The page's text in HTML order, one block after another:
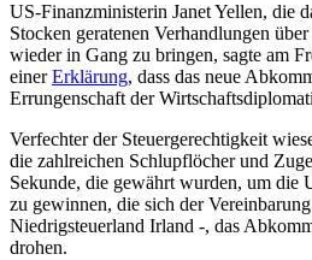
US-Finanzministerin Janet Yellen, die
Stocken geratenen Verhandlungen
wieder in Gang zu bringen, sagte am
einerErklärung, dass das neue
Errungenschaft der
Verfechter der Steuergerechtigkeit
die zahlreichen Schlupflöcher und
Sekunde, die gewährt wurden, um die
zu gewinnen, die sich der
Niedrigsteuerland Irland -, das
drohen.